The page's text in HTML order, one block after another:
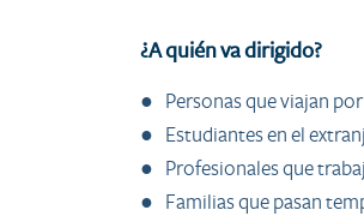
¿A quién va dirigido?
● Personas que viajan
● Estudiantes en el
● Profesionales que
● Familias que pasan